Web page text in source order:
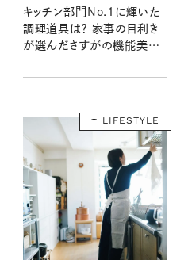
キッチン部門No.1に輝いた
調理道具は？ 家事の目利き
が選んださすがの機能美
LIFESTYLE